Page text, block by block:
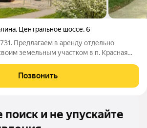
, Центральное шоссе,6
Предлагаем в аренду отдельно
земельным участком в п. Красная
8 соток под зданием, 9 соток перед
Позвонить
и не упускайте